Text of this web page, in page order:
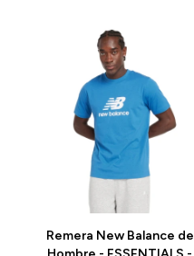
Remera New Balance de